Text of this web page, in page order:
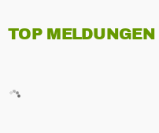
TOP MELDUNGEN